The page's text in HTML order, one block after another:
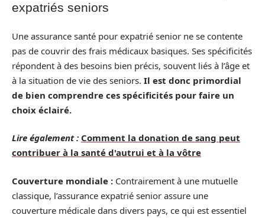
expatriés seniors
Une assurance santé pour expatrié senior ne se contente
pas de couvrir des frais médicaux basiques. Ses spécificités
répondent à des besoins bien précis, souvent liés à l’âge et
à la situation de vie des seniors. Il est donc primordial
de bien comprendre ces spécificités pour faire un
choix éclairé.
Lire également : Comment la donation de sang peut
contribuer à la santé d'autrui et à la vôtre
Couverture mondiale : Contrairement à une mutuelle
classique, l’assurance expatrié senior assure une
couverture médicale dans divers pays, ce qui est essentiel